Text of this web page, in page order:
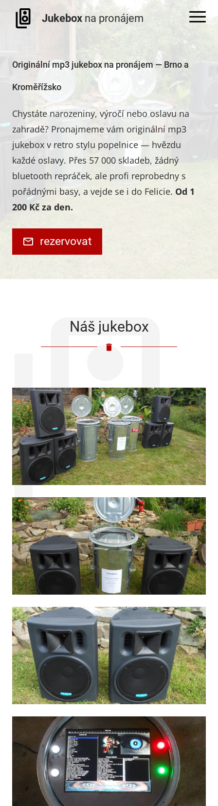
Jukebox na pronájem
Originální mp3 jukebox na pronájem — Brno a
Kroměřížsko
Chystáte narozeniny, výročí nebo oslavu na
zahradě? Pronajmeme vám originální mp3
jukebox v retro stylu popelnice — hvězdu
každé oslavy. Přes 57 000 skladeb, žádný
bluetooth repráček, ale profi reprobedny s
pořádnými basy, a vejde se i do Felicie. Od 1
200 Kč za den.
rezervovat
Náš jukebox